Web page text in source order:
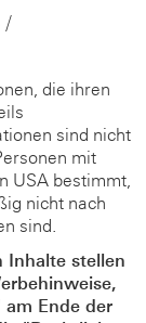
/
die ihren
sind nicht
mit
USA bestimmt,
nicht nach
sind.
Inhalte stellen
am Ende der